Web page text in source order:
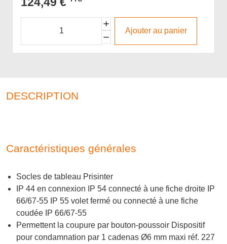
Ajouter au panier
DESCRIPTION
Caractéristiques générales
Socles de tableau Prisinter
IP 44 en connexion IP 54 connecté à une fiche droite IP
66/67-55 IP 55 volet fermé ou connecté à une fiche
coudée IP 66/67-55
Permettent la coupure par bouton-poussoir Dispositif
pour condamnation par 1 cadenas Ø6 mm maxi réf. 227